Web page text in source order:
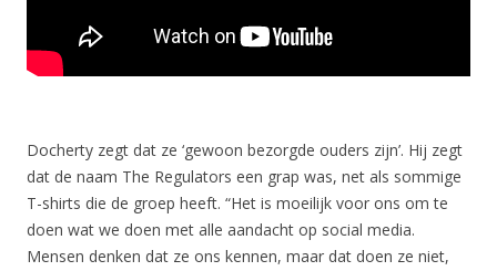
Docherty zegt dat ze ‘gewoon bezorgde ouders zijn’. Hij zegt
dat de naam The Regulators een grap was, net als sommige
T-shirts die de groep heeft. “Het is moeilijk voor ons om te
doen wat we doen met alle aandacht op social media.
Mensen denken dat ze ons kennen, maar dat doen ze niet,